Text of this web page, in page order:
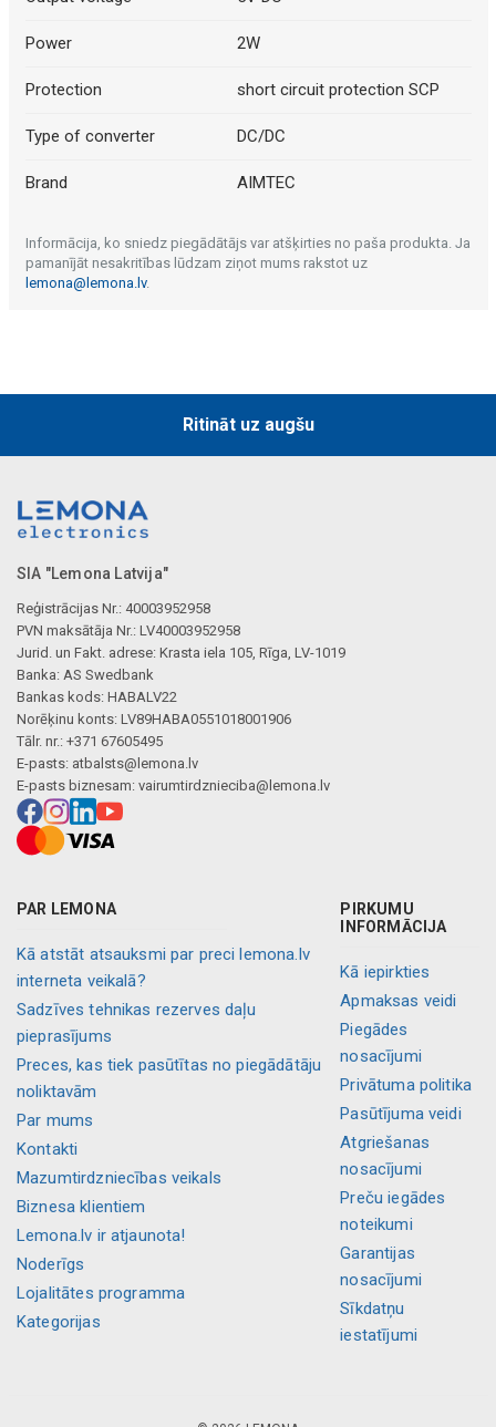
Power 2W
Protection short circuit protection SCP
Type of converter DC/DC
Brand AIMTEC
Informācija, ko sniedz piegādātājs var atšķirties no paša produkta. Ja
pamanījāt nesakritības lūdzam ziņot mums rakstot uz
lemona@lemona.lv.
Ritināt uz augšu
SIA "Lemona Latvija"
Reģistrācijas Nr.: 40003952958
PVN maksātāja Nr.: LV40003952958
Jurid. un Fakt. adrese: Krasta iela 105, Rīga, LV-1019
Banka: AS Swedbank
Bankas kods: HABALV22
Norēķinu konts: LV89HABA0551018001906
Tālr. nr.: +371 67605495
E-pasts: atbalsts@lemona.lv
E-pasts biznesam: vairumtirdznieciba@lemona.lv
PAR LEMONA
Kā atstāt atsauksmi par preci lemona.lv
interneta veikalā?
Sadzīves tehnikas rezerves daļu
pieprasījums
Preces, kas tiek pasūtītas no piegādātāju
noliktavām
Par mums
Kontakti
Mazumtirdzniecības veikals
Biznesa klientiem
Lemona.lv ir atjaunota!
Noderīgs
Lojalitātes programma
Kategorijas
PIRKUMU
INFORMĀCIJA
Kā iepirkties
Apmaksas veidi
Piegādes
nosacījumi
Privātuma politika
Pasūtījuma veidi
Atgriešanas
nosacījumi
Preču iegādes
noteikumi
Garantijas
nosacījumi
Sīkdatņu
iestatījumi